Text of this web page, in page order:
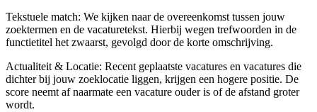
Tekstuele match: We kijken naar de overeenkomst tussen jouw
zoektermen en de vacaturetekst. Hierbij wegen trefwoorden in de
functietitel het zwaarst, gevolgd door de korte omschrijving.
Actualiteit & Locatie: Recent geplaatste vacatures en vacatures die
dichter bij jouw zoeklocatie liggen, krijgen een hogere positie. De
score neemt af naarmate een vacature ouder is of de afstand groter
wordt.